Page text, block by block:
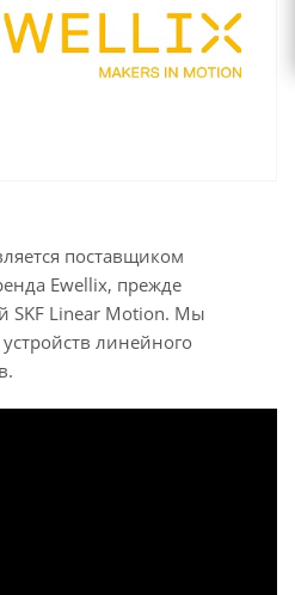
поставщиком
Ewellix, прежде
SKF Linear Motion. Мы
линейного